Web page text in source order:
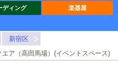
ディング 楽器屋
新宿区
エア（高田馬場）(イベントスペース)